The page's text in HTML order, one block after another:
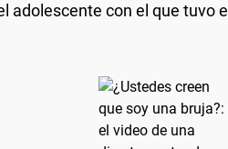
adolescente con el que tuvo el